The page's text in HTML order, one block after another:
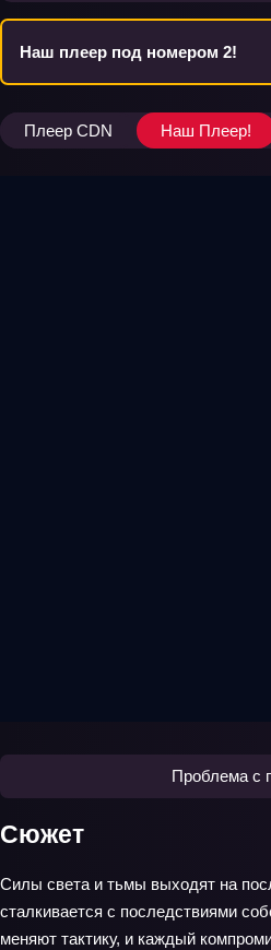
Наш плеер под номером 2!
Плеер CDN Наш Плеер!
Проблема с
Сюжет
Силы света и тьмы выходят на
сталкивается с последствиями
меняют тактику, и каждый